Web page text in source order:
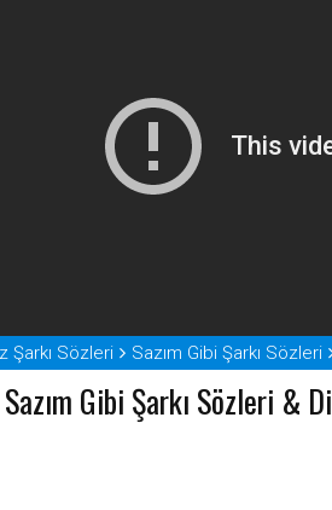
Şarkı Sözleri Sazım Gibi Şarkı Sözleri
Gibi Şarkı Sözleri &